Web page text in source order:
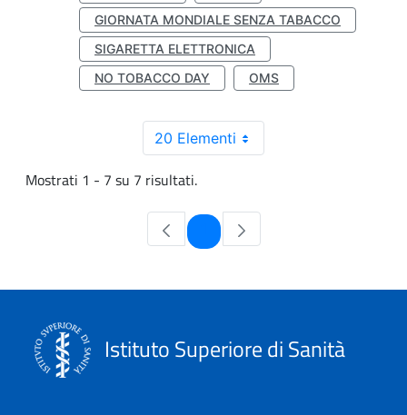
GIORNATA MONDIALE SENZA TABACCO
SIGARETTA ELETTRONICA
NO TOBACCO DAY
OMS
20 Elementi
Mostrati 1 - 7 su 7 risultati.
Pagina
Istituto Superiore di Sanità